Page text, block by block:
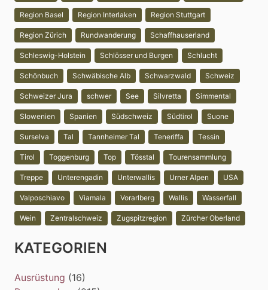
Region Basel Region Interlaken Region Stuttgart
Region Zürich Rundwanderung Schaffhauserland
Schleswig-Holstein Schlösser und Burgen Schlucht
Schönbuch Schwäbische Alb Schwarzwald Schweiz
Schweizer Jura schwer See Silvretta Simmental
Slowenien Spanien Südschweiz Südtirol Suone
Surselva Tal Tannheimer Tal Teneriffa Tessin
Tirol Toggenburg Top Tösstal Tourensammlung
Treppe Unterengadin Unterwallis Urner Alpen USA
Valposchiavo Viamala Vorarlberg Wallis Wasserfall
Wein Zentralschweiz Zugspitzregion Zürcher Oberland
KATEGORIEN
Ausrüstung (16)